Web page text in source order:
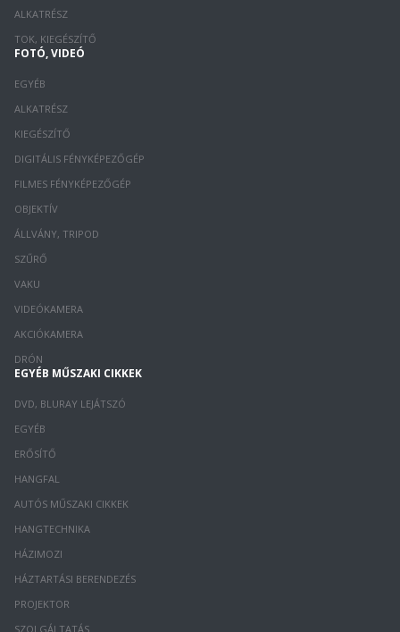
ALKATRÉSZ
TOK, KIEGÉSZÍTŐ
FOTÓ, VIDEÓ
EGYÉB
ALKATRÉSZ
KIEGÉSZÍTŐ
DIGITÁLIS FÉNYKÉPEZŐGÉP
FILMES FÉNYKÉPEZŐGÉP
OBJEKTÍV
ÁLLVÁNY, TRIPOD
SZŰRŐ
VAKU
VIDEÓKAMERA
AKCIÓKAMERA
DRÓN
EGYÉB MŰSZAKI CIKKEK
DVD, BLURAY LEJÁTSZÓ
EGYÉB
ERŐSÍTŐ
HANGFAL
AUTÓS MŰSZAKI CIKKEK
HANGTECHNIKA
HÁZIMOZI
HÁZTARTÁSI BERENDEZÉS
PROJEKTOR
SZOLGÁLTATÁS